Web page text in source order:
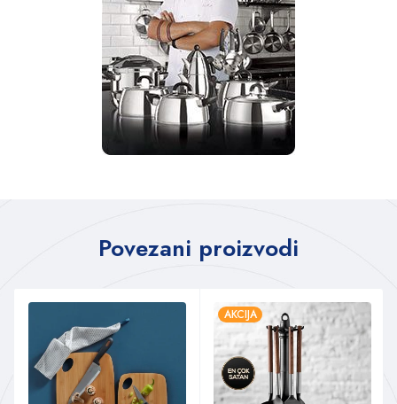
Povezani proizvodi
AKCIJA